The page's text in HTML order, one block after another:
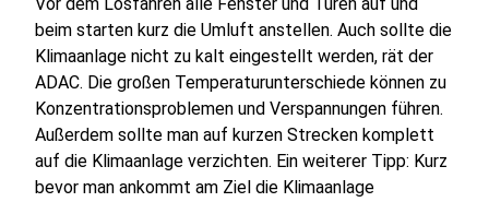
beim starten kurz die Umluft anstellen. Auch sollte die
Klimaanlage nicht zu kalt eingestellt werden, rät der
ADAC. Die großen Temperaturunterschiede können zu
Konzentrationsproblemen und Verspannungen führen.
Außerdem sollte man auf kurzen Strecken komplett
auf die Klimaanlage verzichten. Ein weiterer Tipp: Kurz
bevor man ankommt am Ziel die Klimaanlage